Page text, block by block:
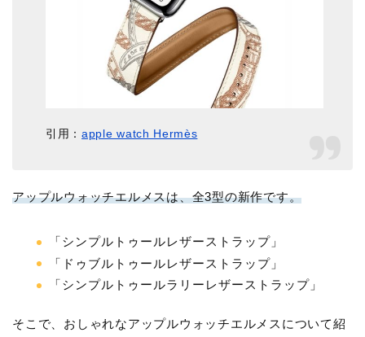
引用：apple watch Hermès
アップルウォッチエルメスは、全3型の新作です。
「シンプルトゥールレザーストラップ」
「ドゥブルトゥールレザーストラップ」
「シンプルトゥールラリーレザーストラップ」
そこで、おしゃれなアップルウォッチエルメスについて紹